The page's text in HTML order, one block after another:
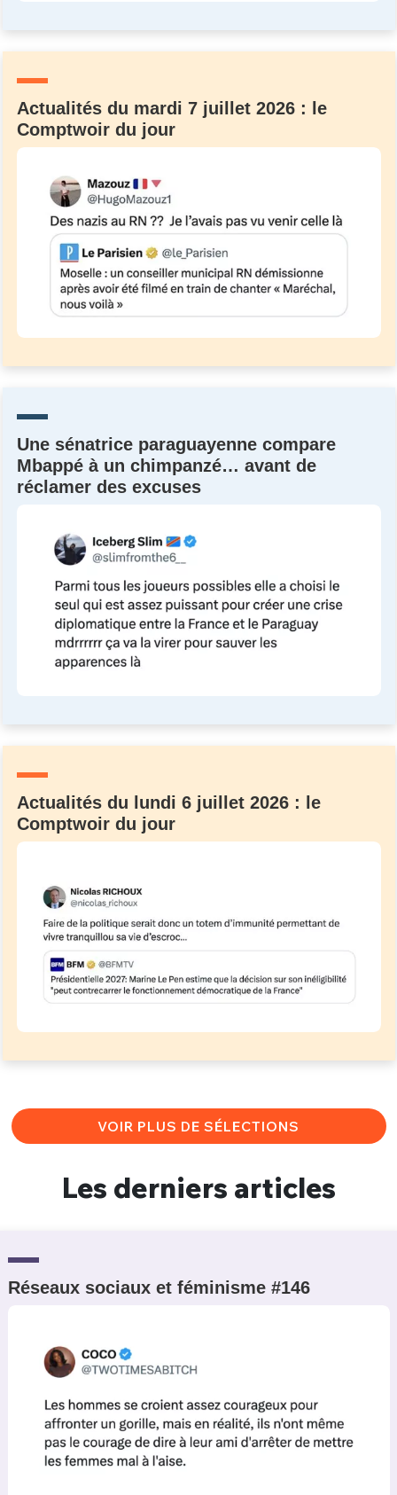
Actualités du mardi 7 juillet 2026 : le
Comptwoir du jour
Une sénatrice paraguayenne compare
Mbappé à un chimpanzé… avant de
réclamer des excuses
Actualités du lundi 6 juillet 2026 : le
Comptwoir du jour
VOIR PLUS DE SÉLECTIONS
Les derniers articles
Réseaux sociaux et féminisme #146